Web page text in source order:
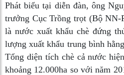
Phát biểu tại diễn đàn, ông
trưởng Cục Trồng trọt (Bộ
là nước xuất khẩu chè đứng
lượng xuất khẩu trung bình
Tổng diện tích chè cả nước
khoảng 12.000ha so với năm